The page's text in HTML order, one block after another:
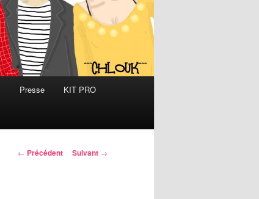
Presse KIT PRO
Navigation
← Précédent Suivant →